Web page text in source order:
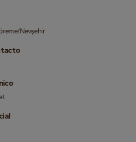
Nevşehir